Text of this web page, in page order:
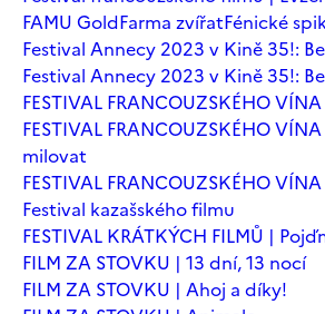
FAMU GoldFarma zvířatFénické
Festival Annecy 2023 v Kině 35!:
Festival Annecy 2023 v Kině 35!:
FESTIVAL FRANCOUZSKÉHO
FESTIVAL FRANCOUZSKÉHO
milovat
FESTIVAL FRANCOUZSKÉHO
Festival kazašského filmu
FESTIVAL KRÁTKÝCH FILMŮ |
FILM ZA STOVKU | 13 dní, 13 nocí
FILM ZA STOVKU | Ahoj a díky!